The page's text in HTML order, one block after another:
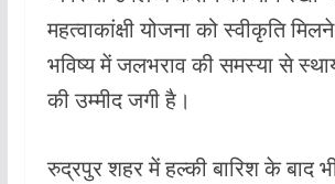
महत्वाकांक्षी योजना को स्वीकृति
भविष्य में जलभराव की समस्या से
की उम्मीद जगी है।
रुद्रपुर शहर में हल्की बारिश के बाद